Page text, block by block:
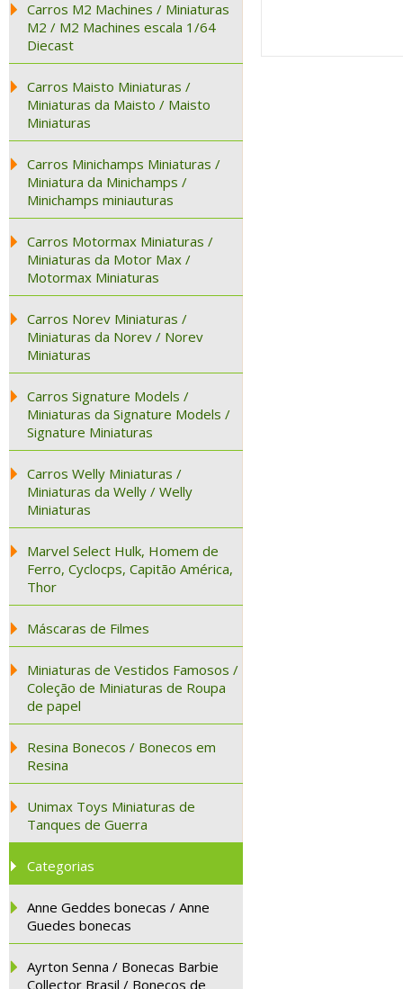
Carros M2 Machines / Miniaturas
M2 / M2 Machines escala 1/64
Diecast
Carros Maisto Miniaturas /
Miniaturas da Maisto / Maisto
Miniaturas
Carros Minichamps Miniaturas /
Miniatura da Minichamps /
Minichamps miniauturas
Carros Motormax Miniaturas /
Miniaturas da Motor Max /
Motormax Miniaturas
Carros Norev Miniaturas /
Miniaturas da Norev / Norev
Miniaturas
Carros Signature Models /
Miniaturas da Signature Models /
Signature Miniaturas
Carros Welly Miniaturas /
Miniaturas da Welly / Welly
Miniaturas
Marvel Select Hulk, Homem de
Ferro, Cyclocps, Capitão América,
Thor
Máscaras de Filmes
Miniaturas de Vestidos Famosos /
Coleção de Miniaturas de Roupa
de papel
Resina Bonecos / Bonecos em
Resina
Unimax Toys Miniaturas de
Tanques de Guerra
Categorias
Anne Geddes bonecas / Anne
Guedes bonecas
Ayrton Senna / Bonecas Barbie
Collector Brasil / Bonecos de